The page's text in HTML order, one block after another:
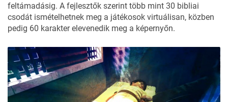
feltámadásig. A fejlesztők szerint több mint 30 bibliai
csodát ismételhetnek meg a játékosok virtuálisan, közben
pedig 60 karakter elevenedik meg a képernyőn.